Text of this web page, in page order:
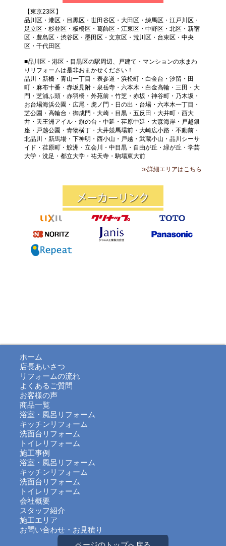
【東京23区】
品川区・港区・目黒区・世田谷区・大田区・練馬区・江戸川区・
足立区・杉並区・板橋区・葛飾区・江東区・中野区・北区・新宿
区・豊島区・渋谷区・墨田区・文京区・荒川区・台東区・中央
区・千代田区
■品川区・港区・目黒区の駅周辺、戸建て・マンションの水まわ
りリフォームは是非おまかせください！
品川・新橋・青山一丁目・表参道・浜松町・白金台・汐留・田
町・麻布十番・赤坂見附・泉岳寺・六本木・白金高輪・三田・大
門・芝浦ふ頭・赤羽橋・外苑前・竹芝・赤坂・神谷町・乃木坂・
お台場海浜公園・広尾・虎ノ門・日の出・台場・六本木一丁目・
芝公園・高輪台・御成門・大崎・目黒・五反田・大井町・西大
井・天王洲アイル・旗の台・中延・荏原中延・大森海岸・戸越銀
座・戸越公園・青物横丁・大井競馬場前・大崎広小路・不動前・
北品川・新馬場・下神明・西小山・戸越・武蔵小山・品川シーサ
イド・荏原町・鮫洲・立会川・中目黒・自由が丘・緑が丘・学芸
大学・洗足・都立大学・祐天寺・駒場東大前
≫詳細エリアはこちら
ホーム
店長あいさつ
リフォームの流れ
よくあるご質問
お客様の声
商品一覧
浴室・風呂リフォーム
キッチンリフォーム
洗面台リフォーム
トイレリフォーム
施工事例
浴室・風呂リフォーム
キッチンリフォーム
洗面台リフォーム
トイレリフォーム
会社概要
スタッフ紹介
施工エリア
お問い合わせ・お見積り